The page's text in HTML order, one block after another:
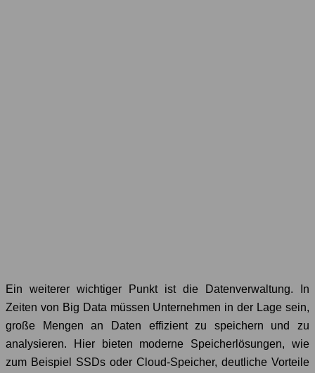
Ein weiterer wichtiger Punkt ist die Datenverwaltung. In
Zeiten von Big Data müssen Unternehmen in der Lage sein,
große Mengen an Daten effizient zu speichern und zu
analysieren. Hier bieten moderne Speicherlösungen, wie
zum Beispiel SSDs oder Cloud-Speicher, deutliche Vorteile